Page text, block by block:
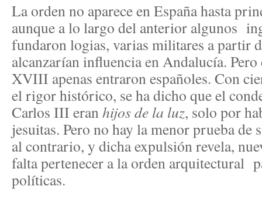
La orden no aparece en España hasta
aunque a lo largo del anterior algunos
fundaron logias, varias militares a partir
alcanzarían influencia en Andalucía.
XVIII apenas entraron españoles. Con
el rigor histórico, se ha dicho que el
Carlos III eranhijos de la luz, solo por
jesuitas. Pero no hay la menor prueba de
al contrario, y dicha expulsión revela,
falta pertenecer a la orden arquitectural
políticas.